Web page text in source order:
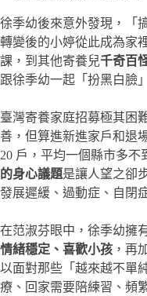
徐季幼後來意外發現，「
轉變後的小婷從此成為家
課，到其他寄養兒千奇百
跟徐季幼一起「扮黑白臉
臺灣寄養家庭招募極其困
善，但算進新進家戶和退
20 戶，平均一個縣市多不
的身心議題是讓人望之卻
發展遲緩、過動症、自閉
在范淑芬眼中，徐季幼擁
情緒穩定、喜歡小孩 ，再
以面對那些「越來越不
療、回家需要陪練習、頻